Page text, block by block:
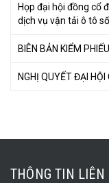
Họp đại hội đồng cổ
dịch vụ vận tải ô tô
BIÊN BẢN KIỂM PHIẾU
NGHỊ QUYẾT ĐẠI HỘI
THÔNG TIN LIÊN